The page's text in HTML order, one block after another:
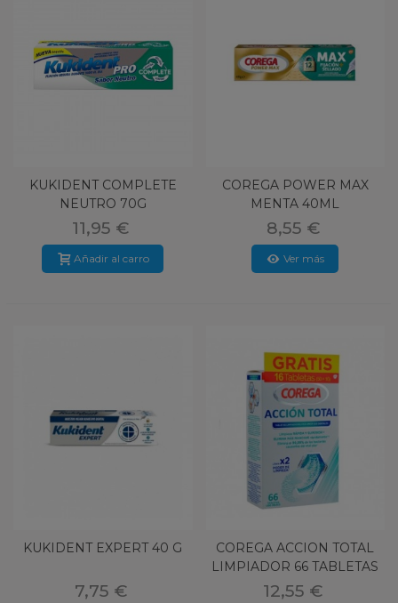
KUKIDENT COMPLETE
NEUTRO 70G
11,95 €
Añadir al carro
COREGA POWER MAX
MENTA 40ML
8,55 €
Ver más
KUKIDENT EXPERT 40 G
7,75 €
COREGA ACCION TOTAL
LIMPIADOR 66 TABLETAS
12,55 €